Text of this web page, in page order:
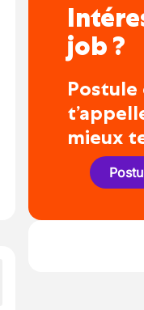
job ?
Postule
mieux